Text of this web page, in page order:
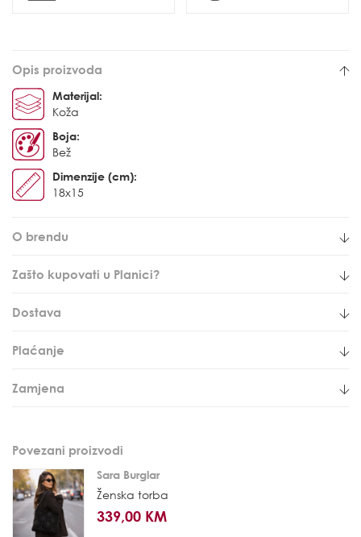
Opis proizvoda
Materijal:
Koža
Boja:
Bež
Dimenzije (cm):
18x15
O brendu
Zašto kupovati u Planici?
Dostava
Plaćanje
Zamjena
Povezani proizvodi
Sara Burglar
Ženska torba
339,00 KM